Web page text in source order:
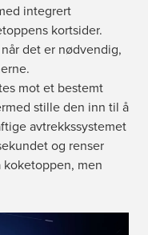
integrert
kortsider.
det er nødvendig,
mot et bestemt
stille den inn til å
avtrekkssystemet
og renser
men